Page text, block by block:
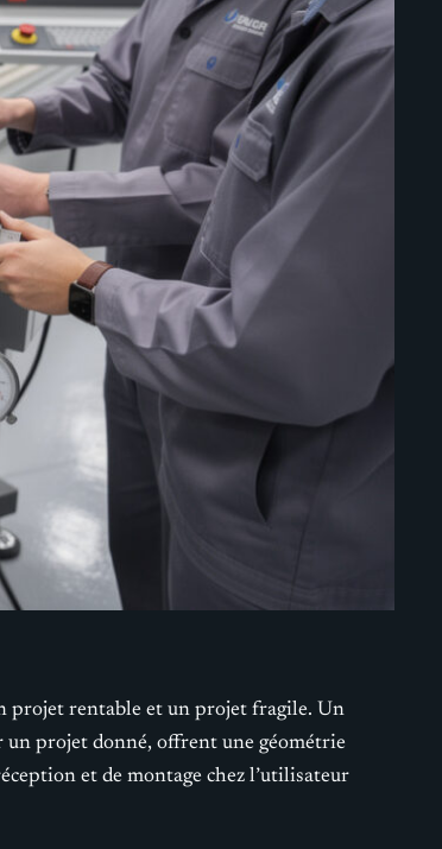
projet rentable et un projet fragile. Un
un projet donné, offrent une géométrie
et de montage chez l’utilisateur